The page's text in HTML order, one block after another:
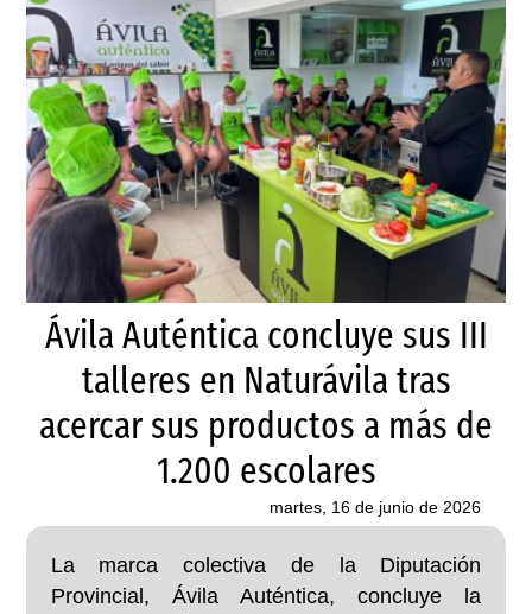
Ávila Auténtica concluye sus III
talleres en Naturávila tras
acercar sus productos a más de
1.200 escolares
martes, 16 de junio de 2026
La marca colectiva de la Diputación
Provincial, Ávila Auténtica, concluye la